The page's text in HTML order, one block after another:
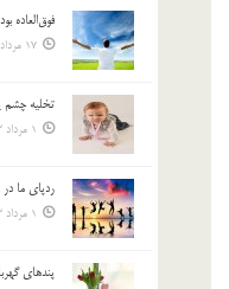
فوق‌العاده
17 مرداد 03
تخليه چشم
1 مرداد 03
ردپاى ما
1 مرداد 03
پندهاي